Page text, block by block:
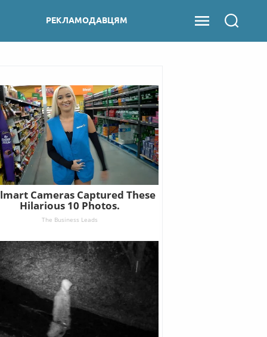
РЕКЛАМОДАВЦЯМ